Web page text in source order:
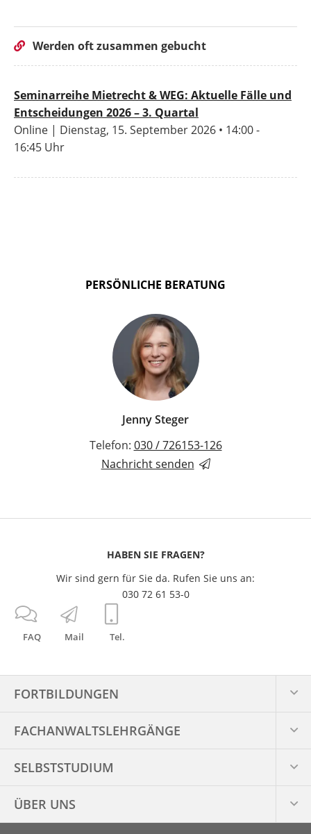
Werden oft zusammen gebucht
Seminarreihe Mietrecht & WEG: Aktuelle Fälle und
Entscheidungen 2026 – 3. Quartal
Online | Dienstag, 15. September 2026 • 14:00 -
16:45 Uhr
PERSÖNLICHE BERATUNG
Jenny Steger
Telefon: 030 / 726153-126
Nachricht senden
FAQ Mail Tel.
HABEN SIE FRAGEN?
Wir sind gern für Sie da. Rufen Sie uns an:
030 72 61 53-0
FORTBILDUNGEN
FACHANWALTS­LEHRGÄNGE
SELBSTSTUDIUM
ÜBER UNS